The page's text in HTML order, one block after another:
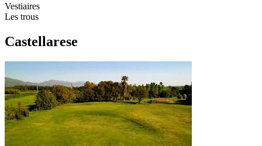
Vestiaires
Les trous
Castellarese